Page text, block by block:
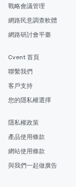
戰略會議管理
網路民意調查軟體
網路研討會平臺
Cvent 首頁
聯繫我們
客戶支持
您的隱私權選擇
隱私權政策
產品使用條款
網站使用條款
與我們一起做廣告